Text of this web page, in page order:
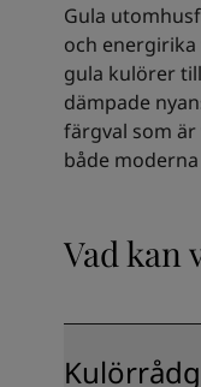
Gula
och energirika
gula kulörer
dämpade
färgval som
både
Vad kan